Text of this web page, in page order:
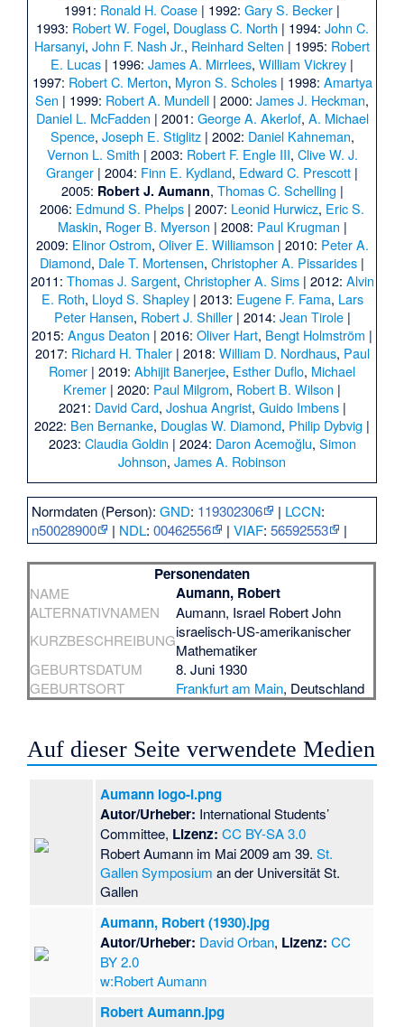
1991: Ronald H. Coase | 1992: Gary S. Becker |
1993: Robert W. Fogel, Douglass C. North | 1994: John C.
Harsanyi, John F. Nash Jr., Reinhard Selten | 1995: Robert
E. Lucas | 1996: James A. Mirrlees, William Vickrey |
1997: Robert C. Merton, Myron S. Scholes| 1998: Amartya
Sen | 1999: Robert A. Mundell | 2000: James J. Heckman,
Daniel L. McFadden | 2001: George A. Akerlof, A. Michael
Spence, Joseph E. Stiglitz| 2002: Daniel Kahneman,
Vernon L. Smith | 2003: Robert F. Engle III, Clive W. J.
Granger | 2004: Finn E. Kydland, Edward C. Prescott |
2005: Robert J. Aumann, Thomas C. Schelling |
2006: Edmund S. Phelps | 2007: Leonid Hurwicz, Eric S.
Maskin, Roger B. Myerson | 2008: Paul Krugman |
2009: Elinor Ostrom, Oliver E. Williamson | 2010: Peter A.
Diamond, Dale T. Mortensen, Christopher A. Pissarides |
2011: Thomas J. Sargent, Christopher A. Sims| 2012: Alvin
E. Roth, Lloyd S. Shapley| 2013: Eugene F. Fama, Lars
Peter Hansen, Robert J. Shiller| 2014: Jean Tirole|
2015: Angus Deaton | 2016: Oliver Hart, Bengt Holmström |
2017: Richard H. Thaler| 2018: William D. Nordhaus, Paul
Romer | 2019: Abhijit Banerjee, Esther Duflo, Michael
Kremer | 2020: Paul Milgrom, Robert B. Wilson |
2021: David Card, Joshua Angrist, Guido Imbens|
2022: Ben Bernanke, Douglas W. Diamond, Philip Dybvig |
2023: Claudia Goldin | 2024: Daron Acemoğlu, Simon
Johnson, James A. Robinson
Normdaten (Person):GND: 119302306 | LCCN:
n50028900
| NDL:00462556 |VIAF:56592553 |
Personendaten
NAME Aumann, Robert
ALTERNATIVNAMEN
Aumann, Israel Robert John
KURZBESCHREIBUNGisraelisch-US-amerikanischer
Mathematiker
GEBURTSDATUM
8. Juni 1930
GEBURTSORT
Frankfurt am Main, Deutschland
Auf dieser Seite verwendete Medien
Aumann logo-I.png
Autor/Urheber: International Students’
Committee, Lizenz: CC BY-SA 3.0
Robert Aumann im Mai 2009 am 39.St.
Gallen Symposium an der Universität St.
Gallen
Aumann, Robert (1930).jpg
Autor/Urheber: David Orban, Lizenz: CC
BY 2.0
w:Robert Aumann
Robert Aumann.jpg